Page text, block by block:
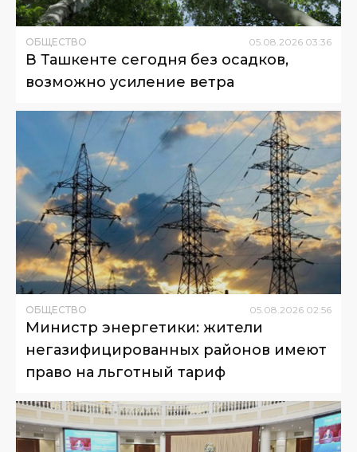
ОБЩЕСТВО 05.08.2026 03:36
В Ташкенте сегодня без осадков,
возможно усиление ветра
ОБЩЕСТВО 05 08 2026 02:56
Министр энергетики: жители
негазифицированных районов имеют
право на льготный тариф